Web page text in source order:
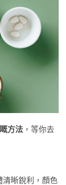
方法 ，等你去
清晰銳利，顏色